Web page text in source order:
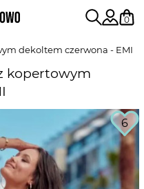
0
dekoltem czerwona - EMI
kopertowym
6